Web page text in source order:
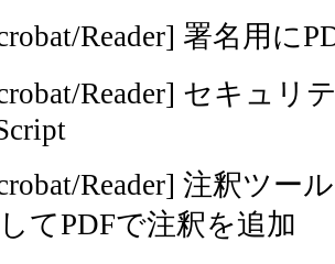
Reader] 署名用に
Reader] セキュリ
Reader] 注釈ツー
てPDFで注釈を追加